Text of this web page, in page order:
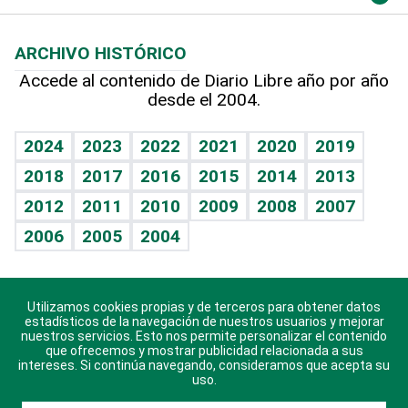
Hablando con el pediatra
Vida y familia
Eñe
Celebrando la vida
Sin complejos
En pocas palabras
Escuchando al corazón
Economía Personal
TBT Deportivo
Más firmas
Hecho en casa
Guía del dinero
Cumpleaños
Horóscopos
Crucigramas
ARCHIVO HISTÓRICO
Accede al contenido de Diario Libre año por año
desde el 2004.
2024 2023 2022 2021 2020
2019
2018
2017 2016 2015 2014
2013
2012
2011 2010 2009 2008
2007
2006
2005 2004
Descarga nuestras aplicaciones para Android, iOS y
sistema Huawei.
Utilizamos cookies propias y de terceros para obtener datos
estadísticos de la navegación de nuestros usuarios y mejorar
nuestros servicios. Esto nos permite personalizar el contenido
que ofrecemos y mostrar publicidad relacionada a sus
intereses. Si continúa navegando, consideramos que acepta su
uso.